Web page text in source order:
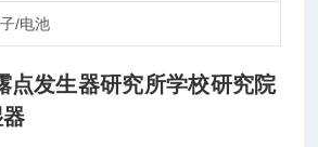
/电池
点发生器研究所学校研究院